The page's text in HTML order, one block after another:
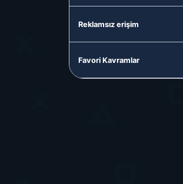
Reklamsız erişim
Favori Kavramlar